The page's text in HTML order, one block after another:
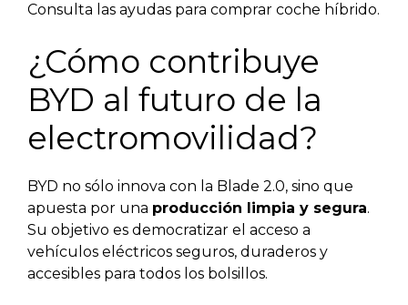
Consulta las ayudas para comprar coche híbrido.
¿Cómo contribuye
BYD al futuro de la
electromovilidad?
BYD no sólo innova con la Blade 2.0, sino que
apuesta por una producción limpia y segura.
Su objetivo es democratizar el acceso a
vehículos eléctricos seguros, duraderos y
accesibles para todos los bolsillos.